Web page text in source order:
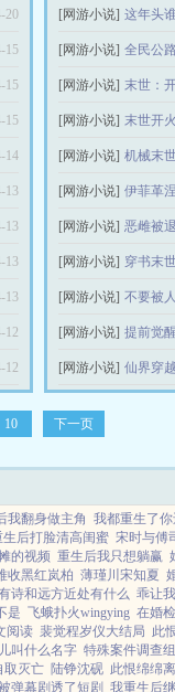
[网游小说] 这年头
[网游小说] 全民公
[网游小说] 末世：
[网游小说] 末世开
[网游小说] 机械末
[网游小说] 伊菲革
[网游小说] 恶雌被
[网游小说] 穿书末
[网游小说] 不要被
[网游小说] 提前觉
[网游小说] 仙界穿
20
15
15
15
14
13
13
13
13
12
12
10 下一页
我翻身做主角 我都重生了
生后打脸清高闺蜜 宋时与傅
的视频 重生后我只想躺赢
收黑红岚柏 薄瑾川宋知夏
诗和远方近处有什么 乖让
是 飞蛾扑火wingying 在婚
阅读 裴觉程岁仪大结局 此
叫什么名字 特殊案件调查
取灭亡 陆铮沈砚 此恨绵绵
弹幕剧透了短剧 我重生后